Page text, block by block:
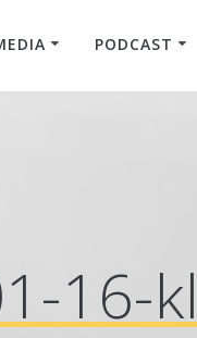
PODCAST
16-